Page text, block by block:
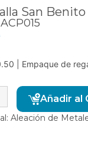
San
| Empaque de
Añadir al
Aleación de